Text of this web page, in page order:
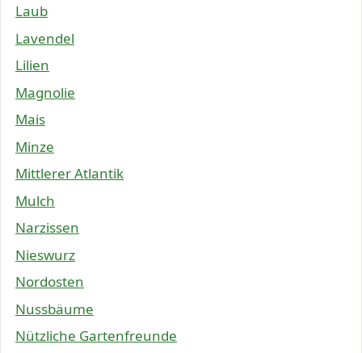
Laub
Lavendel
Lilien
Magnolie
Mais
Minze
Mittlerer Atlantik
Mulch
Narzissen
Nieswurz
Nordosten
Nussbäume
Nützliche Gartenfreunde